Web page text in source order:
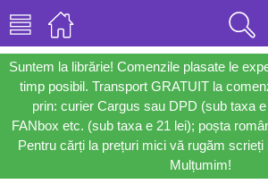
Suntem la librărie! Comenzile plasate le
timp posibil. Transport GRATUIT la
prin: curier Cargus sau DPD (sub taxa
FANbox etc. (sub taxa e 21 lei); poșta
Pentru cărți la prețuri mici vă rugăm scrieți
Mulțumim!